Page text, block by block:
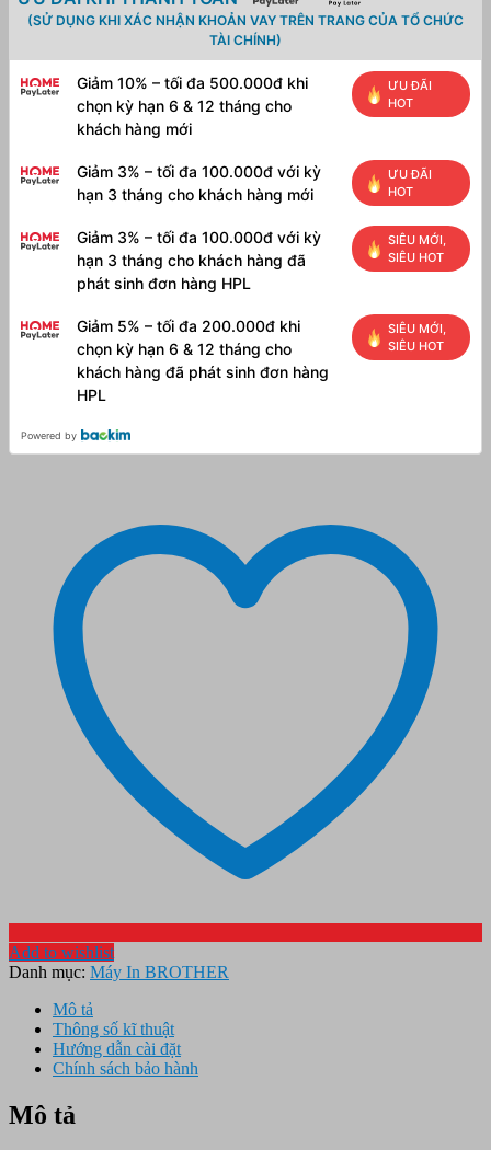
(SỬ DỤNG KHI XÁC NHẬN KHOẢN VAY TRÊN TRANG CỦA TỔ CHỨC
TÀI CHÍNH)
Giảm 10% – tối đa 500.000đ khi
chọn kỳ hạn 6 & 12 tháng cho
khách hàng mới
ƯU ĐÃI
HOT
Giảm 3% – tối đa 100.000đ với kỳ
hạn 3 tháng cho khách hàng mới
ƯU ĐÃI
HOT
Giảm 3% – tối đa 100.000đ với kỳ
hạn 3 tháng cho khách hàng đã
phát sinh đơn hàng HPL
SIÊU MỚI,
SIÊU HOT
Giảm 5% – tối đa 200.000đ khi
chọn kỳ hạn 6 & 12 tháng cho
khách hàng đã phát sinh đơn hàng
HPL
SIÊU MỚI,
SIÊU HOT
Powered by
Add to wishlist
Danh mục: Máy In BROTHER
Mô tả
Thông số kĩ thuật
Hướng dẫn cài đặt
Chính sách bảo hành
Mô tả